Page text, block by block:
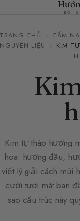
BỞI
TRANG CHỦ › CẨM
NGUYÊN LIỆU
›
KIM
Kim tự tháp hương
hoa: hương đầu,
viết lý giải cách mùi
cười tươi mát ban
sao cấu trúc này